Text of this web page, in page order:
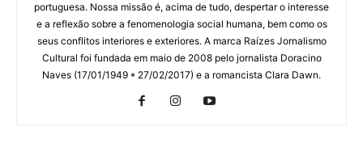
portuguesa. Nossa missão é, acima de tudo, despertar o interesse
e a reflexão sobre a fenomenologia social humana, bem como os
seus conflitos interiores e exteriores. A marca Raízes Jornalismo
Cultural foi fundada em maio de 2008 pelo jornalista Doracino
Naves (17/01/1949 * 27/02/2017) e a romancista Clara Dawn.